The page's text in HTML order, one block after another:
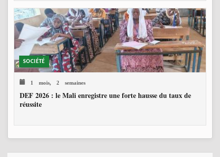
SOCIÉTÉ
1 mois, 2 semaines
DEF 2026 : le Mali enregistre une forte hausse du taux de
réussite